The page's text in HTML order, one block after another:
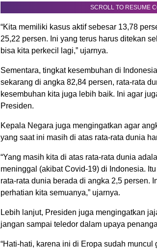
SCROLL TO RESUME
“Kita memiliki kasus aktif sebesar 13,78
25,22 persen. Ini yang terus harus ditekan
bisa kita perkecil lagi,” ujarnya.
Sementara, tingkat kesembuhan di
sekarang di angka 82,84 persen, rata-rata
kesembuhan kita juga lebih baik. Ini agar
Presiden.
Kepala Negara juga mengingatkan agar
yang saat ini masih di atas rata-rata dunia
“Yang masih kita di atas rata-rata dunia
meninggal (akibat Covid-19) di Indonesia.
rata-rata dunia berada di angka 2,5 persen.
perhatian kita semuanya,” ujarnya.
Lebih lanjut, Presiden juga mengingatkan
jangan sampai teledor dalam upaya
“Hati-hati, karena ini di Eropa sudah